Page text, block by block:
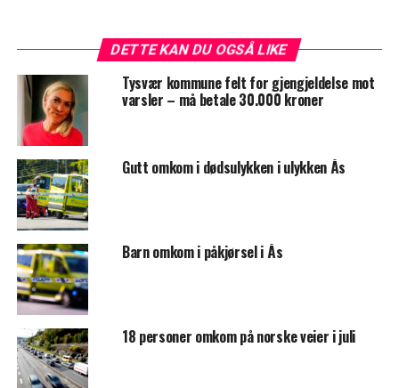
DETTE KAN DU OGSÅ LIKE
Tysvær kommune felt for gjengjeldelse mot
varsler – må betale 30.000 kroner
Gutt omkom i dødsulykken i ulykken Ås
Barn omkom i påkjørsel i Ås
18 personer omkom på norske veier i juli